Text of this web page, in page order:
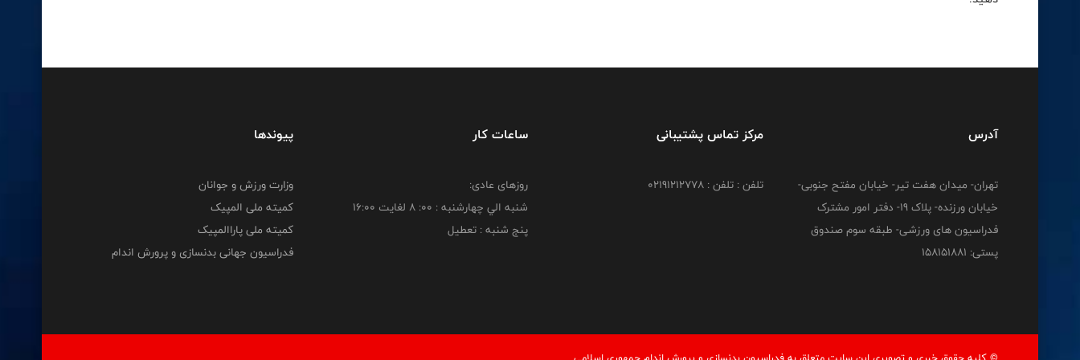
آدرس
تهران- میدان هفت تیر- خیابان مفتح جنوبی-
خیابان ورزنده- پلاک 19- دفتر امور مشترک
فدراسیون های ورزشی- طبقه سوم صندوق
پستی: 158151881
مرکز تماس پشتیبانی
تلفن : تلفن : 02191212778
ساعات کار
روزهای عادی:
شنبه الي چهارشنبه : 00: 8 لغايت 16:00
پنج شنبه : تعطیل
پیوندها
وزارت ورزش و جوانان
کمیته ملی المپیک
کمیته ملی پاراالمپیک
فدراسیون جهانی بدنسازی و پرورش اندام